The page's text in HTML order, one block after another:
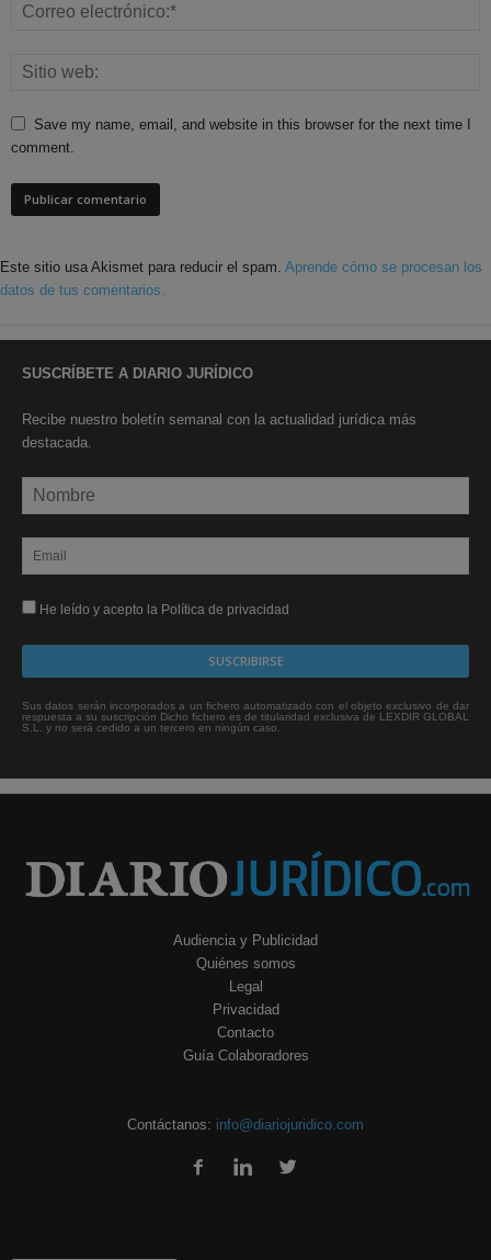
Save my name, email, and website in this browser for the next time I
comment.
Este sitio usa Akismet para reducir el spam. Aprende cómo se procesan los
datos de tus comentarios.
SUSCRÍBETE A DIARIO JURÍDICO
Recibe nuestro boletín semanal con la actualidad jurídica más
destacada.
He leído y acepto la Política de privacidad
Sus datos serán incorporados a un fichero automatizado con el objeto exclusivo de dar
respuesta a su suscripción Dicho fichero es de titularidad exclusiva de LEXDIR GLOBAL
S.L. y no será cedido a un tercero en ningún caso.
Audiencia y Publicidad
Quiénes somos
Legal
Privacidad
Contacto
Guía Colaboradores
Contáctanos: info@diariojuridico.com